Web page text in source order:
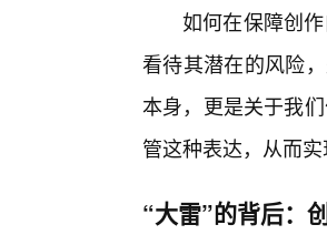
如何在保障创
看待其潜在的风险
本身，更是关于我
管这种表达，从而
“大雷”的背后：